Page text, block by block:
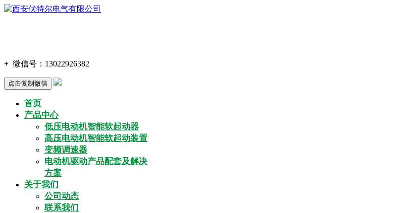
+ 微信号： 13022926382
点击复制微信
首页
产品中心
低压电动机智能软起动器
高压电动机智能软起动装置
变频调速器
电动机驱动产品配套及解决
方案
关于我们
公司动态
联系我们